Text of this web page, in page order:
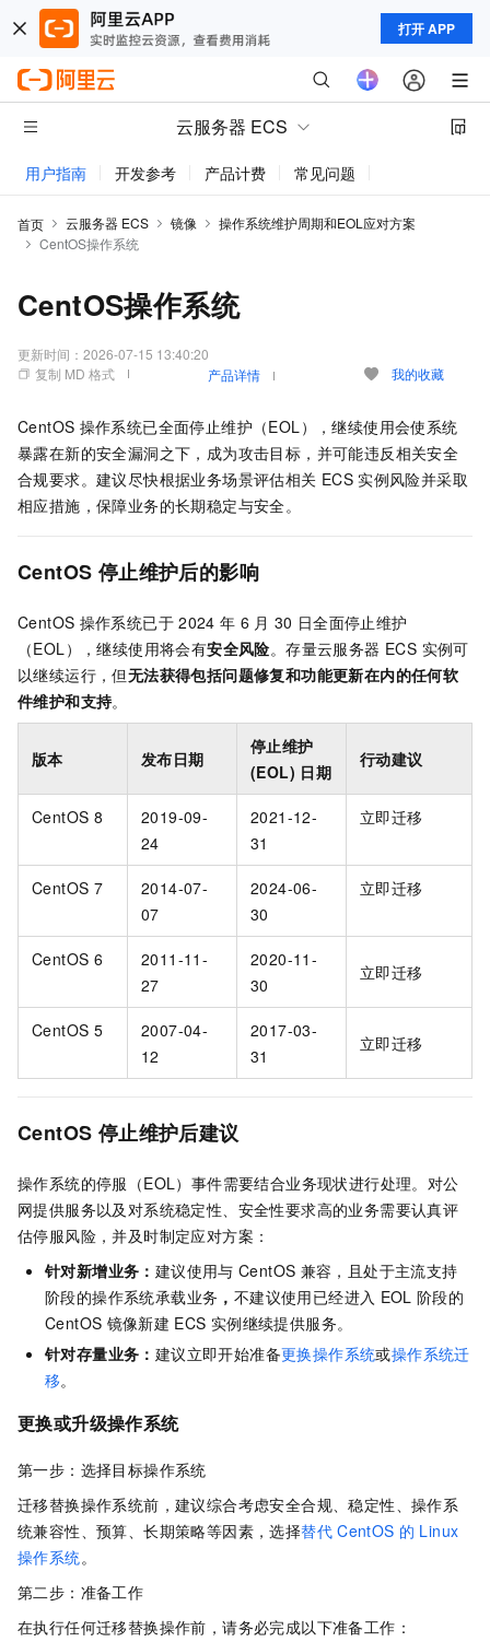
打开 APP
云服务器 ECS
用户指南 开发参考 产品计费 常见问题
首页 云服务器 ECS 镜像
操作系统维护周期和EOL应对方案
CentOS操作系统
CentOS操作系统
更新时间： 2026-07-15 13:40:20
复制 MD 格式
产品详情 我的收藏
CentOS 操作系统已全面停止维护（EOL），继续使用会使系统
暴露在新的安全漏洞之下，成为攻击目标，并可能违反相关安全
合规要求。建议尽快根据业务场景评估相关 ECS 实例风险并采取
相应措施，保障业务的长期稳定与安全。
CentOS 停止维护后的影响
CentOS 操作系统已于 2024 年 6 月 30 日全面停止维护
（EOL），继续使用将会有安全风险。存量云服务器 ECS 实例可
以继续运行，但无法获得包括问题修复和功能更新在内的任何软
件维护和支持。
版本 发布日期
停止维护
(EOL) 日期
行动建议
CentOS 8
2019-09-
24
2021-12-
31
立即迁移
CentOS 7
2014-07-
07
2024-06-
30
立即迁移
CentOS 6
2011-11-
27
2020-11-
30
立即迁移
CentOS 5
2007-04-
12
2017-03-
31
立即迁移
CentOS 停止维护后建议
操作系统的停服（EOL）事件需要结合业务现状进行处理。对公
网提供服务以及对系统稳定性、安全性要求高的业务需要认真评
估停服风险，并及时制定应对方案：
针对新增业务： 建议使用与 CentOS 兼容，且处于主流支持
阶段的操作系统承载业务 ， 不建议使用已经进入 EOL 阶段的
CentOS 镜像新建 ECS 实例继续提供服务。
针对存量业务： 建议立即开始准备更换操作系统或操作系统迁
移。
更换或升级操作系统
第一步：选择目标操作系统
迁移替换操作系统前，建议综合考虑安全合规、稳定性、操作系
统兼容性、预算、长期策略等因素，选择替代 CentOS 的 Linux
操作系统。
第二步：准备工作
在执行任何迁移替换操作前，请务必完成以下准备工作：